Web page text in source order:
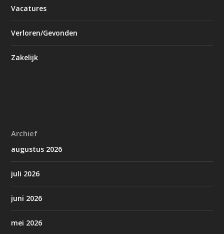
Vacatures
Verloren/Gevonden
Zakelijk
Archief
augustus 2026
juli 2026
juni 2026
mei 2026